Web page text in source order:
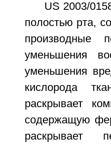
US 2003/
полостью рта,
производные
уменьшения
уменьшения
кислорода
раскрывает
содержащую
раскрывает